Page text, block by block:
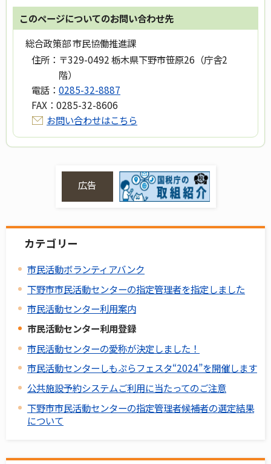
このページについてのお問い合わせ先
総合政策部 市民協働推進課
住所： 〒329-0492 栃木県下野市笹原26（庁舎2
階）
電話： 0285-32-8887
FAX： 0285-32-8606
お問い合わせはこちら
広告
カテゴリー
市民活動ボランティアバンク
下野市市民活動センターの指定管理者を指定しました
市民活動センター利用案内
市民活動センター利用登録
市民活動センターの愛称が決定しました！
市民活動センターしもぷらフェスタ“2024”を開催します
公共施設予約システムご利用に当たってのご注意
下野市市民活動センターの指定管理者候補者の選定結果
について